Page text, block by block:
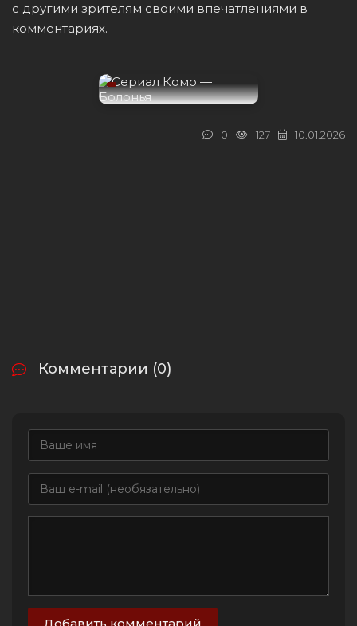
с другими зрителям своими впечатлениями в
комментариях.
10.01.2026
127
0
Комментарии (0)